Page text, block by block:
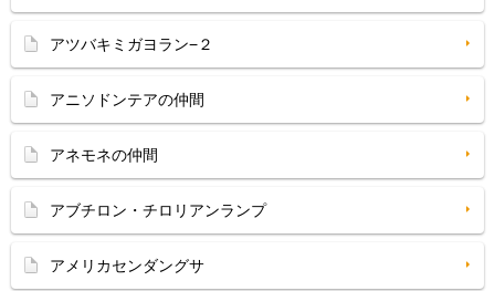
アツバキミガヨラン−２
アニソドンテアの仲間
アネモネの仲間
アブチロン・チロリアンランプ
アメリカセンダングサ